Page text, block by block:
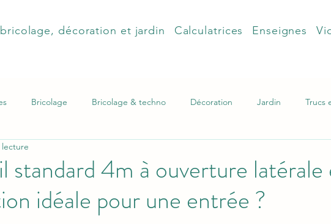
décoration et jardin Calculatrices Enseignes
Bricolage Bricolage & techno Décoration Jardin Trucs
standard 4m à ouverture
idéale pour une entrée ?